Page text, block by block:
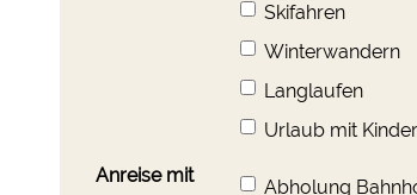
Skifahren
Winterwandern
Langlaufen
Urlaub mit
Anreise mit
Abholung